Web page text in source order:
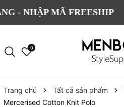
MÃ FREESHIP
0
Trang chủ Tất cả sản phẩm
Mercerised Cotton Knit Polo